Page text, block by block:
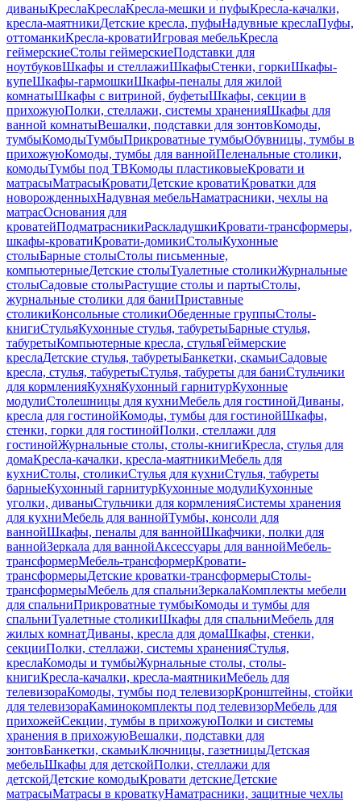
диваныКреслаКреслаКресла-мешки и пуфыКресла-качалки,
кресла-маятникиДетские кресла, пуфыНадувные креслаПуфы,
оттоманкиКресла-кроватиИгровая мебельКресла
геймерскиеСтолы геймерскиеПодставки для
ноутбуковШкафы и стеллажиШкафыСтенки, горкиШкафы-
купеШкафы-гармошкиШкафы-пеналы для жилой
комнатыШкафы с витриной, буфетыШкафы, секции в
прихожуюПолки, стеллажи, системы храненияШкафы для
ванной комнатыВешалки, подставки для зонтовКомоды,
тумбыКомодыТумбыПрикроватные тумбыОбувницы, тумбы в
прихожуюКомоды, тумбы для ваннойПеленальные столики,
комодыТумбы под ТВКомоды пластиковыеКровати и
матрасыМатрасыКроватиДетские кроватиКроватки для
новорожденныхНадувная мебельНаматрасники, чехлы на
матрасОснования для
кроватейПодматрасникиРаскладушкиКровати-трансформеры,
шкафы-кроватиКровати-домикиСтолыКухонные
столыБарные столыСтолы письменные,
компьютерныеДетские столыТуалетные столикиЖурнальные
столыСадовые столыРастущие столы и партыСтолы,
журнальные столики для баниПриставные
столикиКонсольные столикиОбеденные группыСтолы-
книгиСтульяКухонные стулья, табуретыБарные стулья,
табуретыКомпьютерные кресла, стульяГеймерские
креслаДетские стулья, табуретыБанкетки, скамьиСадовые
кресла, стулья, табуретыСтулья, табуреты для баниСтульчики
для кормленияКухняКухонный гарнитурКухонные
модулиСтолешницы для кухниМебель для гостинойДиваны,
кресла для гостинойКомоды, тумбы для гостинойШкафы,
стенки, горки для гостинойПолки, стеллажи для
гостинойЖурнальные столы, столы-книгиКресла, стулья для
домаКресла-качалки, кресла-маятникиМебель для
кухниСтолы, столикиСтулья для кухниСтулья, табуреты
барныеКухонный гарнитурКухонные модулиКухонные
уголки, диваныСтульчики для кормленияСистемы хранения
для кухниМебель для ваннойТумбы, консоли для
ваннойШкафы, пеналы для ваннойШкафчики, полки для
ваннойЗеркала для ваннойАксессуары для ваннойМебель-
трансформерМебель-трансформерКровати-
трансформерыДетские кроватки-трансформерыСтолы-
трансформерыМебель для спальниЗеркалаКомплекты мебели
для спальниПрикроватные тумбыКомоды и тумбы для
спальниТуалетные столикиШкафы для спальниМебель для
жилых комнатДиваны, кресла для домаШкафы, стенки,
секцииПолки, стеллажи, системы храненияСтулья,
креслаКомоды и тумбыЖурнальные столы, столы-
книгиКресла-качалки, кресла-маятникиМебель для
телевизораКомоды, тумбы под телевизорКронштейны, стойки
для телевизораКаминокомплекты под телевизорМебель для
прихожейСекции, тумбы в прихожуюПолки и системы
хранения в прихожуюВешалки, подставки для
зонтовБанкетки, скамьиКлючницы, газетницыДетская
мебельШкафы для детскойПолки, стеллажи для
детскойДетские комодыКровати детскиеДетские
матрасыМатрасы в кроваткуНаматрасники, защитные чехлы